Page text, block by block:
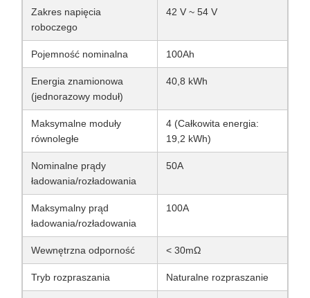
Zakres napięcia
roboczego
42 V ~ 54 V
Pojemność nominalna 100Ah
Energia znamionowa
(jednorazowy moduł)
40,8 kWh
Maksymalne moduły
równoległe
4 (Całkowita energia:
19,2 kWh)
Nominalne prądy
ładowania/rozładowania
50A
Maksymalny prąd
ładowania/rozładowania
100A
Wewnętrzna odporność < 30mΩ
Tryb rozpraszania Naturalne rozpraszanie